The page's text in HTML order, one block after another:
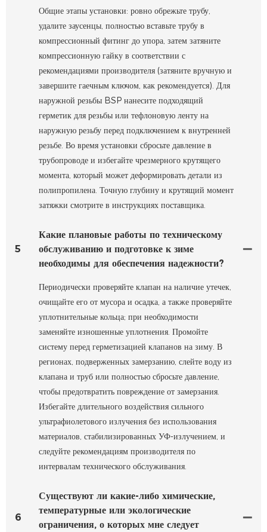
Общие этапы установки: ровно обрежьте трубу,
удалите заусенцы, полностью вставьте трубу в
компрессионный фитинг до упора, затем затяните
компрессионную гайку в соответствии с
рекомендациями производителя (затяните вручную и
завершите гаечным ключом, как рекомендуется). Для
наружной резьбы BSP нанесите подходящий
герметик для резьбы или тефлоновую ленту на
наружную резьбу перед подключением к внутренней
резьбе. Во время установки сбросьте давление в
трубопроводе и избегайте чрезмерного крутящего
момента, который может деформировать детали из
полипропилена. Точную глубину и крутящий момент
затяжки смотрите в инструкциях поставщика.
5
Какие плановые работы по техническому
обслуживанию и подготовке к зиме
необходимы для обеспечения надежности?
Периодически проверяйте клапан на наличие утечек,
очищайте его от мусора и осадка, а также проверяйте
уплотнительные кольца; при необходимости
заменяйте изношенные уплотнения. Промойте
систему перед герметизацией клапанов на зиму. В
регионах, подверженных замерзанию, слейте воду из
клапана и труб или полностью сбросьте давление,
чтобы предотвратить повреждение от замерзания.
Избегайте длительного воздействия сильного
ультрафиолетового излучения без использования
материалов, стабилизированных УФ-излучением, и
следуйте рекомендациям производителя по
интервалам технического обслуживания.
6
Существуют ли какие-либо химические,
температурные или экологические
ограничения, о которых мне следует